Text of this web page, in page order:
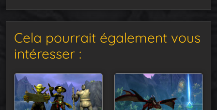
Cela pourrait également vous
intéresser :